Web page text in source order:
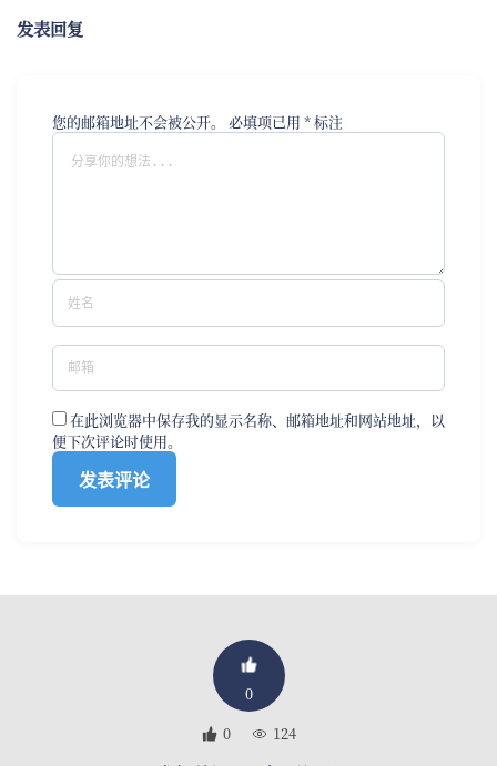
发表回复
您的邮箱地址不会被公开。 必填项已用 *标注
在此浏览器中保存我的显示名称、邮箱地址和网站地址，以
便下次评论时使用。
0
0
124